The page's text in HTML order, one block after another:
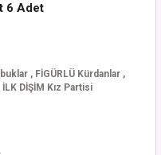
6 Adet
, FİGÜRLÜ Kürdanlar ,
İLK DİŞİM Kız Partisi